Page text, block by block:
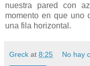
nuestra pared con
momento en que uno
una fila horizontal.
Greck at 8:25 No hay